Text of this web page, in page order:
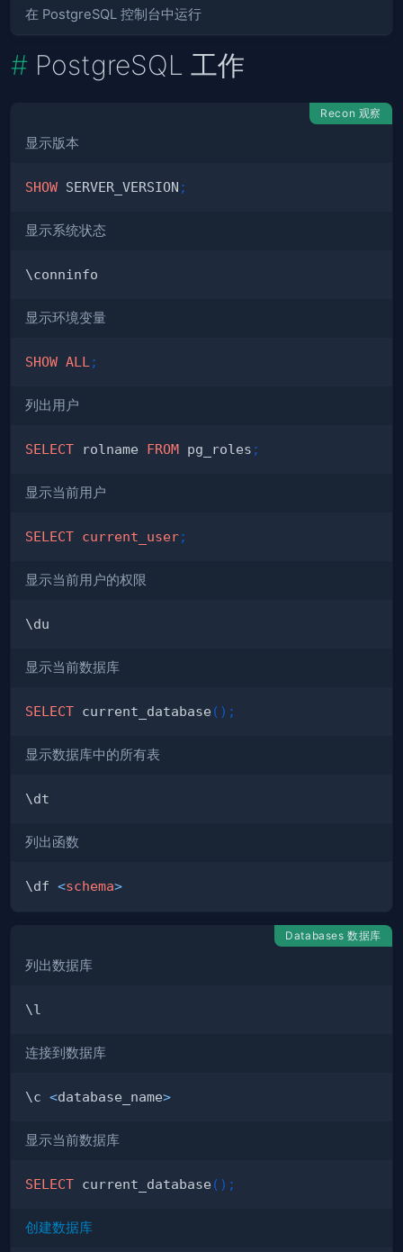
在 PostgreSQL 控制台中运行
PostgreSQL 工作
Recon 观察
显示版本
SHOW SERVER_VERSION ;
显示系统状态
显示环境变量
SHOW ALL ;
列出用户
SELECT rolname FROM pg_roles ;
显示当前用户
SELECT current_user;
显示当前用户的权限
显示当前数据库
SELECT current_database ( ) ;
显示数据库中的所有表
列出函数
\df <schema>
Databases 数据库
列出数据库
连接到数据库
\c <database_name>
显示当前数据库
SELECT current_database ( ) ;
创建数据库